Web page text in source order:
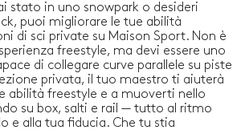
stato in uno snowpark o desideri
puoi migliorare le tue abilità
di sci private su Maison Sport. Non è
freestyle, ma devi essere uno
di collegare curve parallele su piste
privata, il tuo maestro ti aiuterà
abilità freestyle e a muoverti nello
su box, salti e rail — tutto al ritmo
e alla tua fiducia. Che tu stia